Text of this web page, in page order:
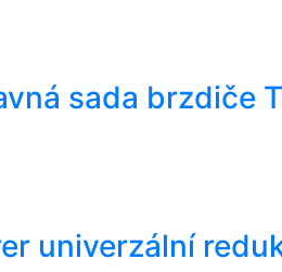
sada brzdiče
univerzální